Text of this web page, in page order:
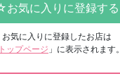
お気に入りに登録したお店は
トップページ 」に表示されます。